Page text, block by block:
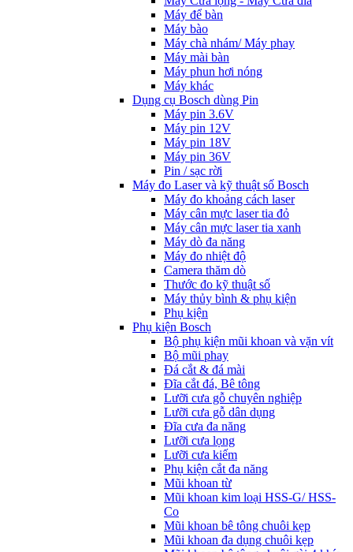
Máy để bàn
Máy bào
Máy chà nhám/ Máy phay
Máy mài bàn
Máy phun hơi nóng
Máy khác
Dụng cụ Bosch dùng Pin
Máy pin 3.6V
Máy pin 12V
Máy pin 18V
Máy pin 36V
Pin / sạc rời
Máy đo Laser và kỹ thuật số Bosch
Máy đo khoảng cách laser
Máy cân mực laser tia đỏ
Máy cân mực laser tia xanh
Máy dò đa năng
Máy đo nhiệt độ
Camera thăm dò
Thước đo kỹ thuật số
Máy thủy bình & phụ kiện
Phụ kịện
Phụ kiện Bosch
Bộ phụ kiện mũi khoan và vặn vít
Bộ mũi phay
Đá cắt & đá mài
Đĩa cắt đá, Bê tông
Lưỡi cưa gỗ chuyên nghiệp
Lưỡi cưa gỗ dân dụng
Đĩa cưa đa năng
Lưỡi cưa lọng
Lưỡi cưa kiếm
Phụ kiện cắt đa năng
Mũi khoan từ
Mũi khoan kim loại HSS-G/ HSS-
Co
Mũi khoan bê tông chuôi kẹp
Mũi khoan đa dụng chuôi kẹp